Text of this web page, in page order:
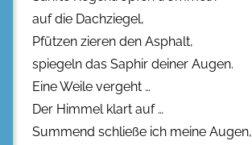
auf die Dachziegel,
Pfützen zieren den Asphalt,
spiegeln das Saphir deiner Augen.
Eine Weile vergeht …
Der Himmel klart auf …
Summend schließe ich meine Augen,